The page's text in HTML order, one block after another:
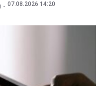
07.08.2026 14:20